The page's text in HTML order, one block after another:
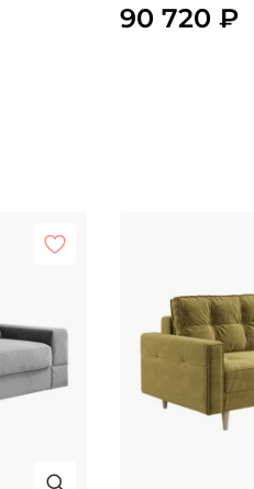
90 720 ₽